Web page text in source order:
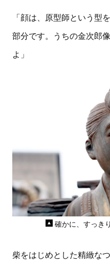
「顔は、原型師という型
部分です。うちの金次郎
よ」
確かに、すっき
柴をはじめとした精緻な